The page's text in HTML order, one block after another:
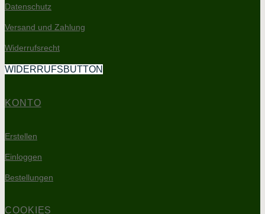
Datenschutz
Versand und Zahlung
Widerrufsrecht
WIDERRUFSBUTTON
KONTO
Erstellen
Einloggen
Bestellungen
COOKIES